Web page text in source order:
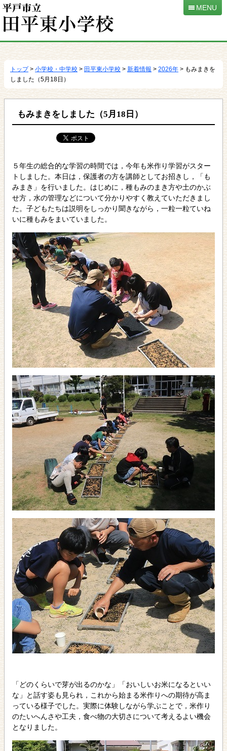
動
MENU
トップ> 小学校・中学校 > 田平東小学校 > 新着情報 > 2026年 > もみまきを
しました（5月18日）
もみまきをしました（5月18日）
５年生の総合的な学習の時間では，今年も米作り学習がスター
トしました。本日は，保護者の方を講師としてお招きし，「も
みまき」を行いました。はじめに，種もみのまき方や土のかぶ
せ方，水の管理などについて分かりやすく教えていただきまし
た。子どもたちは説明をしっかり聞きながら，一粒一粒ていね
いに種もみをまいていました。
「どのくらいで芽が出るのかな」「おいしいお米になるといい
な」と話す姿も見られ，これから始まる米作りへの期待が高ま
っている様子でした。実際に体験しながら学ぶことで，米作り
のたいへんさや工夫，食べ物の大切さについて考えるよい機会
となりました。